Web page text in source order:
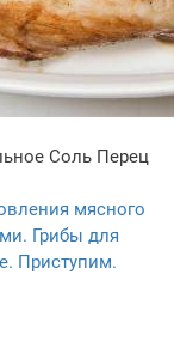
Соль Перец
мясного
Грибы для
Приступим.